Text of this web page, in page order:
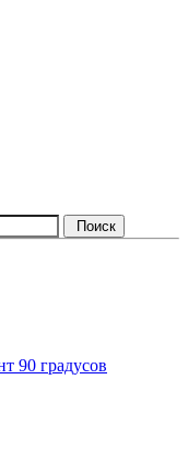
Поиск
90 градусов